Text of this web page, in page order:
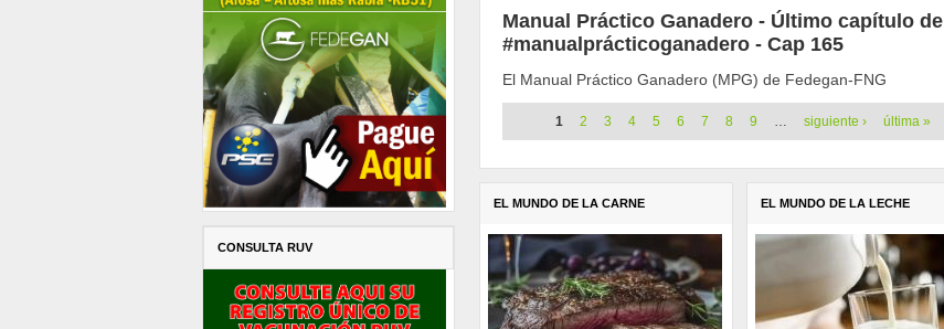
CONSULTA RUV
Manual Práctico Ganadero - Último capítulo del
#manualprácticoganadero - Cap 165
El Manual Práctico Ganadero (MPG) de Fedegan-FNG
Páginas
1 2 3 4 5 6 7 8 9 … siguiente › última »
EL MUNDO DE LA CARNE EL MUNDO DE LA LECHE